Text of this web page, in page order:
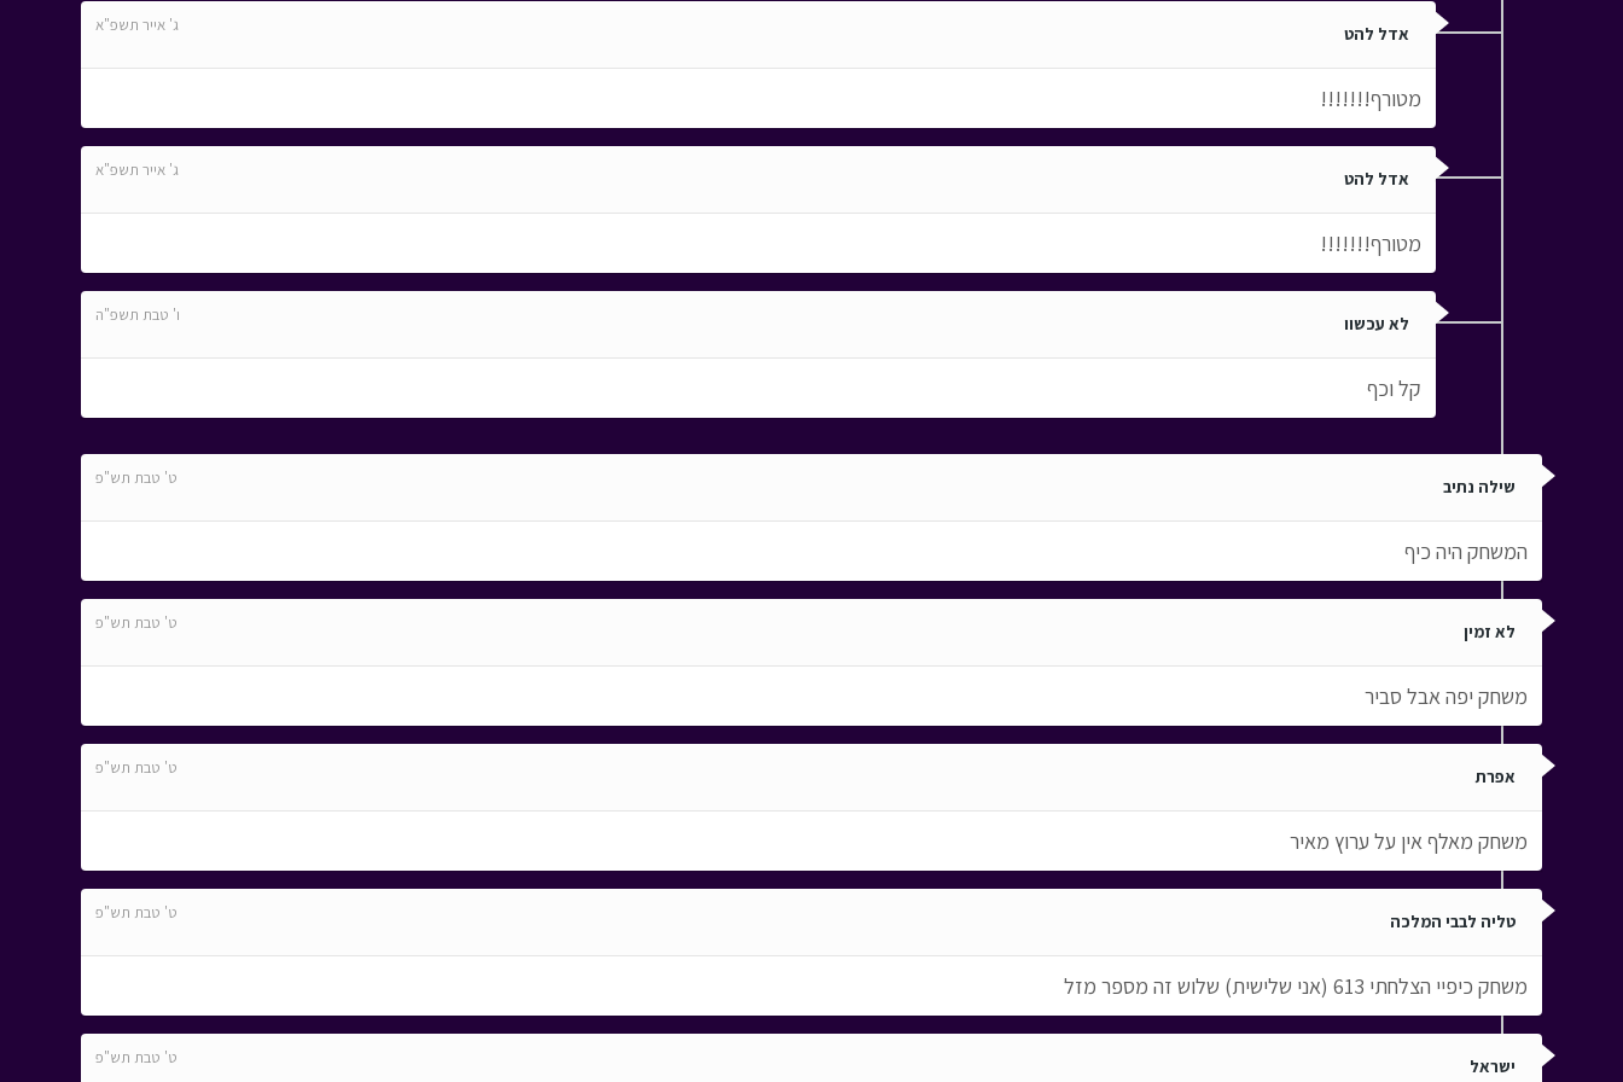
אדל להט ג' אייר תשפ"א
מטורף!!!!!!!
אדל להט ג' אייר תשפ"א
מטורף!!!!!!!
לא עכשוו ו' טבת תשפ"ה
קל וכף
שילה נתיב ט' טבת תש"פ
המשחק היה כיף
לא זמין ט' טבת תש"פ
משחק יפה אבל סביר
אפרת ט' טבת תש"פ
משחק מאלף אין על ערוץ מאיר
טליה לבבי המלכה ט' טבת תש"פ
משחק כיפיי הצלחתי 613 (אני שלישית) שלוש זה מספר מזל
ישראל ט' טבת תש"פ